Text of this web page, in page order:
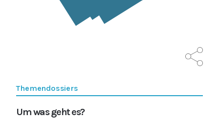
Themendossiers
Um was geht es?